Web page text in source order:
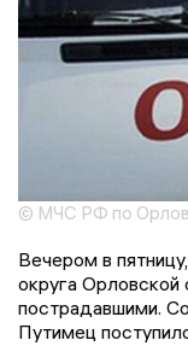
© МЧС РФ по
Вечером в
округа
пострадавшими.
Путимец